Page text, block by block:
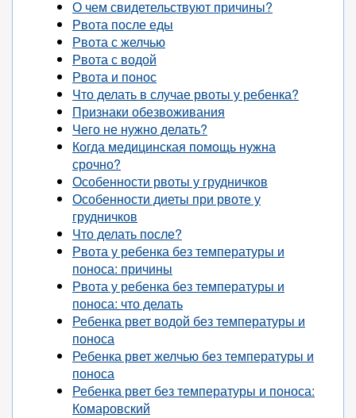
О чем свидетельствуют причины?
Рвота после еды
Рвота с желчью
Рвота с водой
Рвота и понос
Что делать в случае рвоты у ребенка?
Признаки обезвоживания
Чего не нужно делать?
Когда медицинская помощь нужна
срочно?
Особенности рвоты у грудничков
Особенности диеты при рвоте у
грудничков
Что делать после?
Рвота у ребенка без температуры и
поноса: причины
Рвота у ребенка без температуры и
поноса: что делать
Ребенка рвет водой без температуры и
поноса
Ребенка рвет желчью без температуры и
поноса
Ребенка рвет без температуры и поноса:
Комаровский